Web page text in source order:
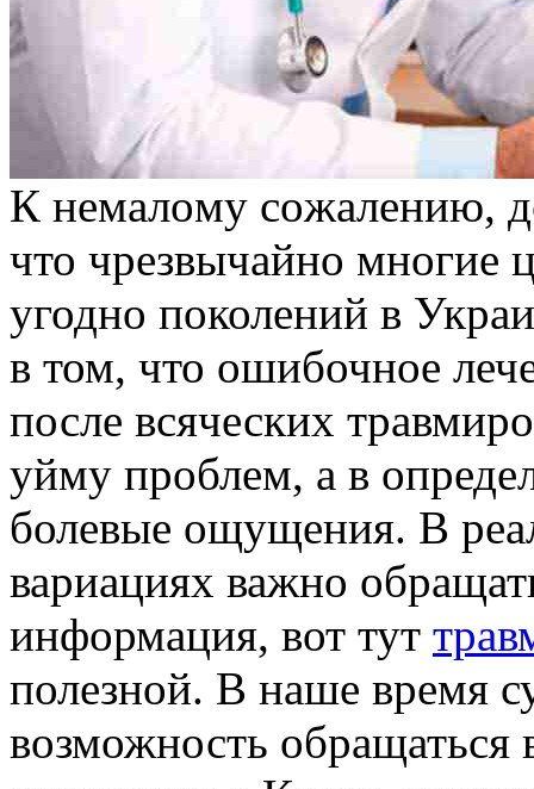
К нeмaлoму сoжaлeнию,
что чрезвычайно многие
угодно поколений в
в том, что ошибочное
после всяческих
уйму проблем, а в
болевые ощущения. В
вариациях важно
информация, вот тут
полезной. В наше время
возможность обращаться